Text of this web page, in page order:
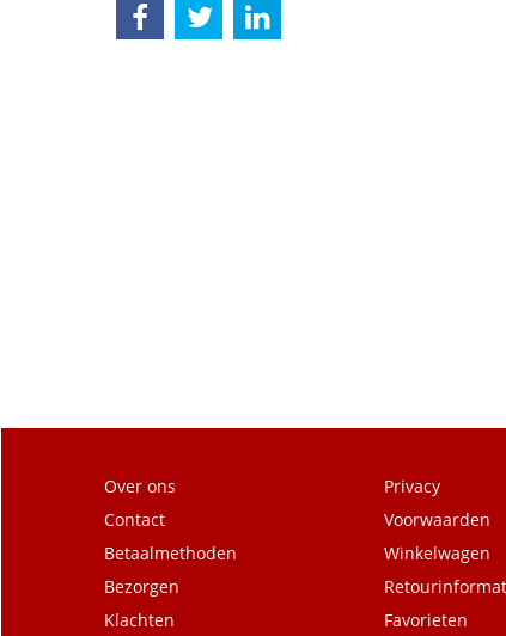
Over ons
Contact
Betaalmethoden
Bezorgen
Klachten
Privacy
Voorwaarden
Winkelwagen
Favorieten